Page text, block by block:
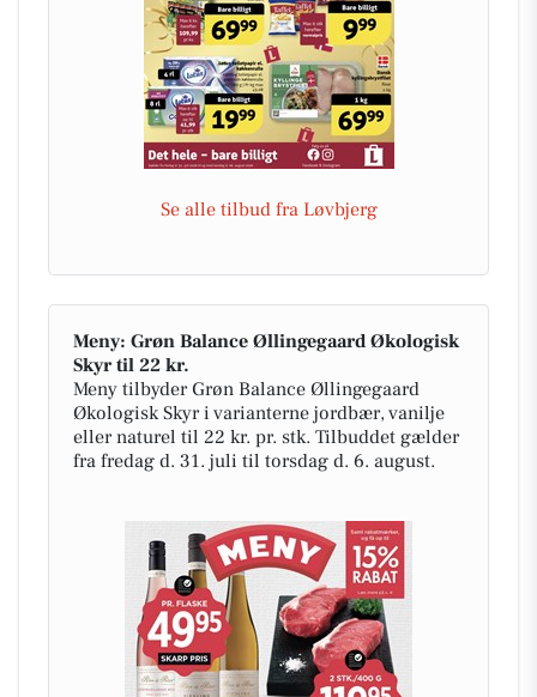
Se alle tilbud fra Løvbjerg
Meny: Grøn Balance Øllingegaard Økologisk
Skyr til 22 kr.
Meny tilbyder Grøn Balance Øllingegaard
Økologisk Skyr i varianterne jordbær, vanilje
eller naturel til 22 kr. pr. stk. Tilbuddet gælder
fra fredag d. 31. juli til torsdag d. 6. august.